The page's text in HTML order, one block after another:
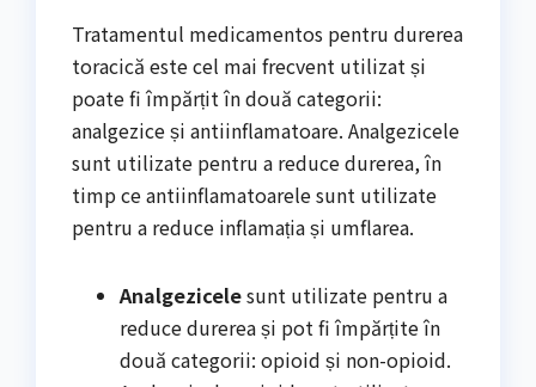
Tratamentul medicamentos pentru durerea
toracică este cel mai frecvent utilizat și
poate fi împărțit în două categorii:
analgezice și antiinflamatoare. Analgezicele
sunt utilizate pentru a reduce durerea, în
timp ce antiinflamatoarele sunt utilizate
pentru a reduce inflamația și umflarea.
Analgezicelesunt utilizate pentru a
reduce durerea și pot fi împărțite în
două categorii: opioid și non-opioid.